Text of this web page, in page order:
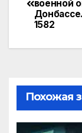
gr
a
m
по
военной
1582
Похожая